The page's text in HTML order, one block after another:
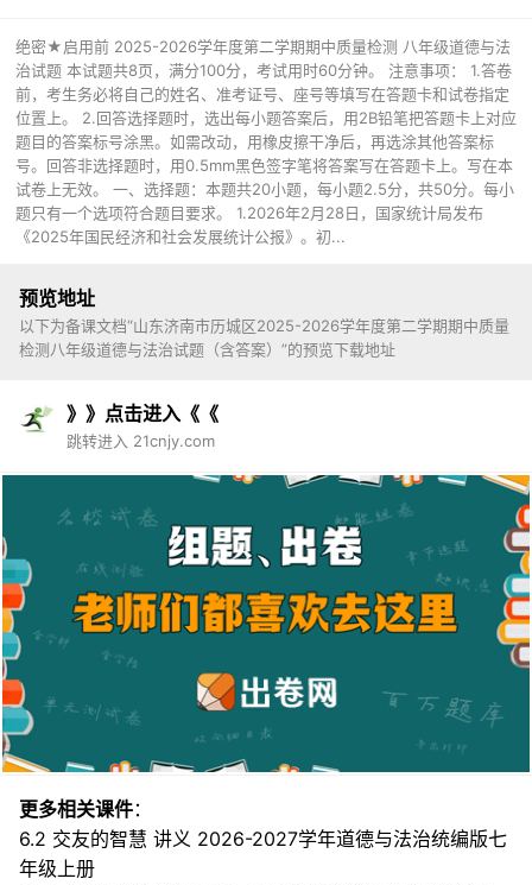
绝密★启用前 2025-2026学年度第二学期期中质量检测 八年级道德与法
治试题 本试题共8页，满分100分，考试用时60分钟。 注意事项： 1.答卷
前，考生务必将自己的姓名、准考证号、座号等填写在答题卡和试卷指定
位置上。 2.回答选择题时，选出每小题答案后，用2B铅笔把答题卡上对应
题目的答案标号涂黑。如需改动，用橡皮擦干净后，再选涂其他答案标
号。回答非选择题时，用0.5mm黑色签字笔将答案写在答题卡上。写在本
试卷上无效。 一、选择题：本题共20小题，每小题2.5分，共50分。每小
题只有一个选项符合题目要求。 1.2026年2月28日，国家统计局发布
《2025年国民经济和社会发展统计公报》。初...
预览地址
以下为备课文档“山东济南市历城区2025-2026学年度第二学期期中质量
检测八年级道德与法治试题（含答案）”的预览下载地址
》》点击进入《《
跳转进入 21cnjy.com
更多相关课件：
6.2 交友的智慧 讲义 2026-2027学年道德与法治统编版七
年级上册